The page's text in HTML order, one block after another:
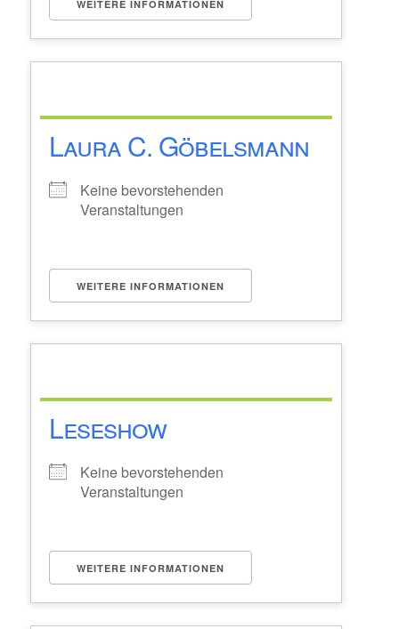
WEITERE INFORMATIONEN
Laura C. Göbelsmann
Keine bevorstehenden
Veranstaltungen
WEITERE INFORMATIONEN
Leseshow
Keine bevorstehenden
Veranstaltungen
WEITERE INFORMATIONEN